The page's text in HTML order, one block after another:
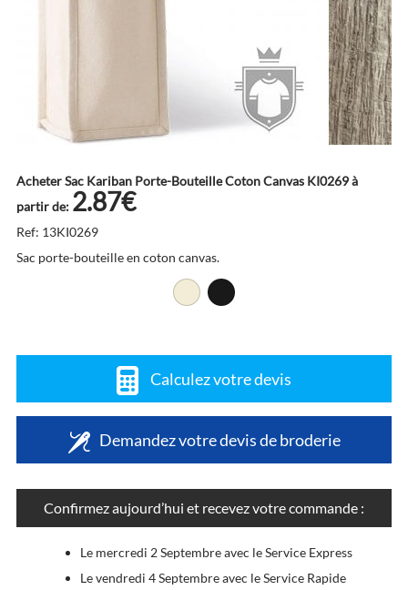
Acheter Sac Kariban Porte-Bouteille Coton Canvas KI0269 à
partir de: 2.87€
Ref: 13KI0269
Sac porte-bouteille en coton canvas.
Calculez votre devis
Demandez votre devis de broderie
Confirmez aujourd’hui et recevez votre commande :
Le mercredi 2 Septembre avec le Service Express
Le vendredi 4 Septembre avec le Service Rapide